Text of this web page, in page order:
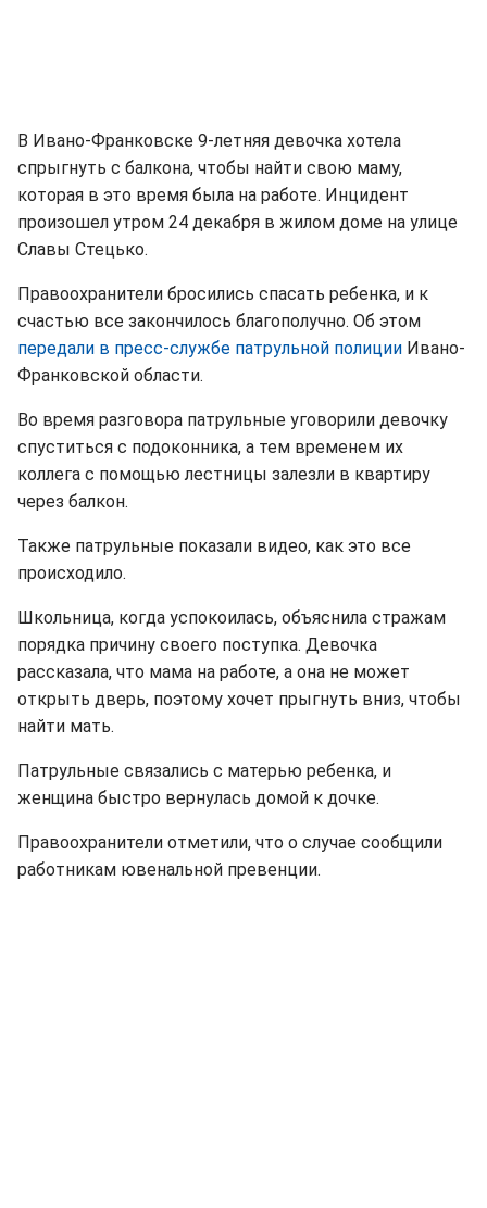
В Ивано-Франковске 9-летняя девочка хотела
спрыгнуть с балкона, чтобы найти свою маму,
которая в это время была на работе. Инцидент
произошел утром 24 декабря в жилом доме на улице
Славы Стецько.
Правоохранители бросились спасать ребенка, и к
счастью все закончилось благополучно. Об этом
передали в пресс-службе патрульной полиции Ивано-
Франковской области.
Во время разговора патрульные уговорили девочку
спуститься с подоконника, а тем временем их
коллега с помощью лестницы залезли в квартиру
через балкон.
Также патрульные показали видео, как это все
происходило.
Школьница, когда успокоилась, объяснила стражам
порядка причину своего поступка. Девочка
рассказала, что мама на работе, а она не может
открыть дверь, поэтому хочет прыгнуть вниз, чтобы
найти мать.
Патрульные связались с матерью ребенка, и
женщина быстро вернулась домой к дочке.
Правоохранители отметили, что о случае сообщили
работникам ювенальной превенции.